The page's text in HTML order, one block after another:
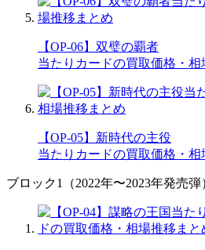
【OP-06】双璧の覇者
当たりカードの買取価格・相
【OP-05】新時代の主役
当たりカードの買取価格・相
ブロック1（2022年〜2023年発売弾